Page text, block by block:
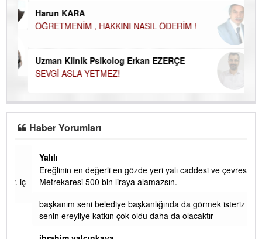
Harun KARA
ÖĞRETMENİM , HAKKINI NASIL ÖDERİM !
Uzman Klinik Psikolog Erkan EZERÇE
SEVGİ ASLA YETMEZ!
Haber Yorumları
Yalılı
Ereğlinin en değerli en gözde yeri yalı caddesi ve çevresidir.
Metrekaresi 500 bin liraya alamazsın.
başkanım seni belediye başkanlığında da görmek isteriz
senin ereyliye katkın çok oldu daha da olacaktır